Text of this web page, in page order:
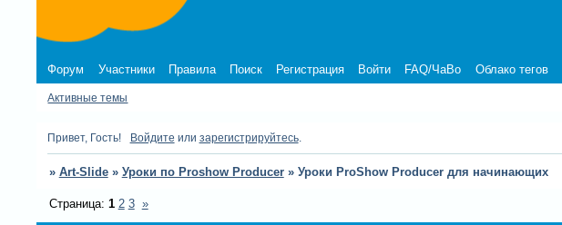
Форум Участники Правила Поиск Регистрация Войти FAQ/ЧаВо Облако тегов
Активные темы
Привет, Гость! Войдите или зарегистрируйтесь.
» Art-Slide » Уроки по Proshow Producer » Уроки ProShow Producer для начинающих
Страница: 1 2 3 »